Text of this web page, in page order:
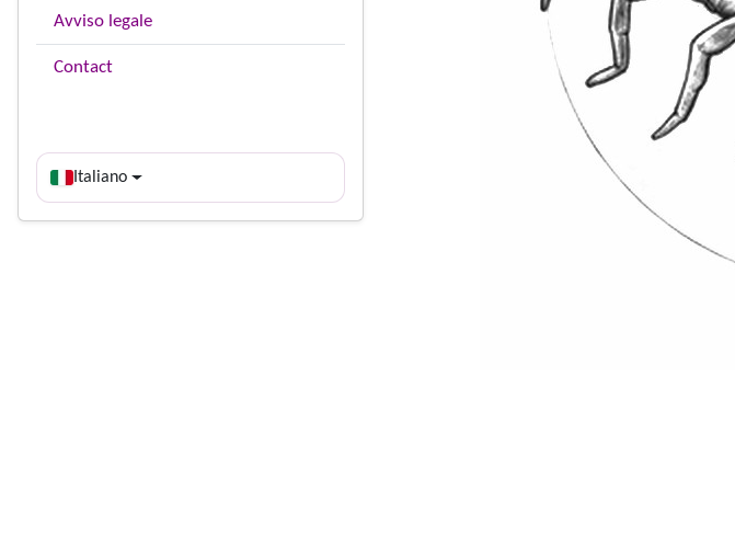
Avviso legale
Contact
Italiano